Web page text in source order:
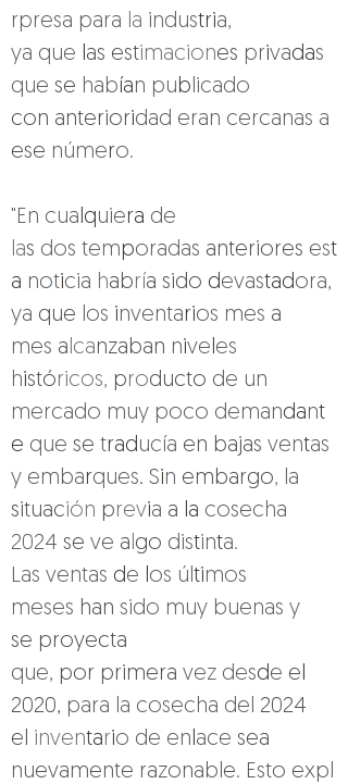
rpresa para la industria,
ya que las estimaciones privadas
que se habían publicado
con anterioridad eran cercanas a
ese número.
"En cualquiera de
las dos temporadas anteriores est
a noticia habría sido devastadora,
ya que los inventarios mes a
mes alcanzaban niveles
históricos, producto de un
mercado muy poco demandant
e que se traducía en bajas ventas
y embarques. Sin embargo, la
situación previa a la cosecha
2024 se ve algo distinta.
Las ventas de los últimos
meses han sido muy buenas y
se proyecta
que, por primera vez desde el
2020, para la cosecha del 2024
el inventario de enlace sea
nuevamente razonable. Esto expl